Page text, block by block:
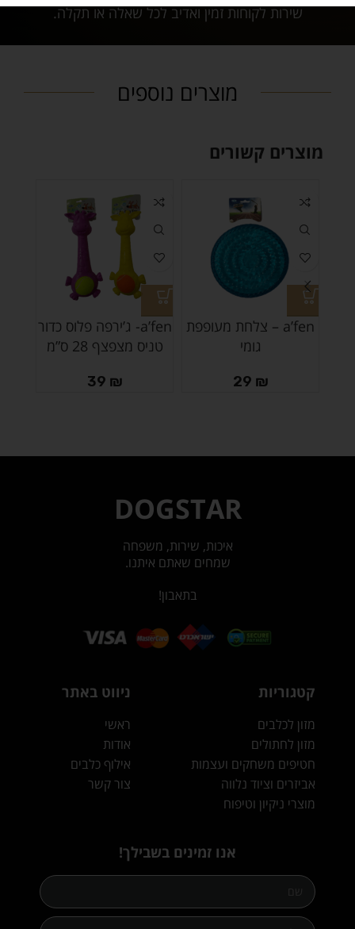
שירות לקוחות זמין ואדיב לכל שאלה או תקלה.
מוצרים נוספים
מוצרים קשורים
a’fen – צלחת מעופפת
גומי
29 ₪
a’fen- ג’ירפה פלוס כדור
טניס מצפצף 28 ס”מ
39 ₪
DOGSTAR
איכות, שירות, משפחה
שמחים שאתם איתנו.
בתאבון!
קטגוריות
מזון לכלבים
מזון לחתולים
חטיפים משחקים ועצמות
אביזרים וציוד נלווה
מוצרי ניקיון וטיפוח
ניווט באתר
ראשי
אודות
אילוף כלבים
צור קשר
אנו זמינים בשבילך!